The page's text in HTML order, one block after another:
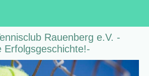
Rauenberg e.V. -
Erfolgsgeschichte!-